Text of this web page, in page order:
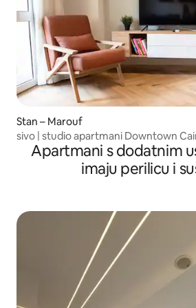
Stan – Marouf
sivo | studio apartmani Downtown
Apartmani s dodatnim
imaju perilicu i